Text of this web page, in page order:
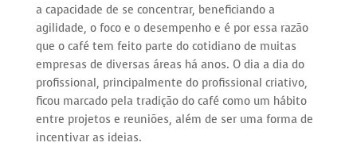
a capacidade de se concentrar, beneficiando a
agilidade, o foco e o desempenho e é por essa razão
que o café tem feito parte do cotidiano de muitas
empresas de diversas áreas há anos. O dia a dia do
profissional, principalmente do profissional criativo,
ficou marcado pela tradição do café como um hábito
entre projetos e reuniões, além de ser uma forma de
incentivar as ideias.